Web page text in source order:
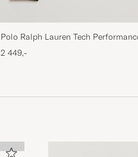
Polo Ralph Lauren Tech
Black
2 449,-